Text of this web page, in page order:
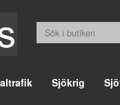
Sjökrig